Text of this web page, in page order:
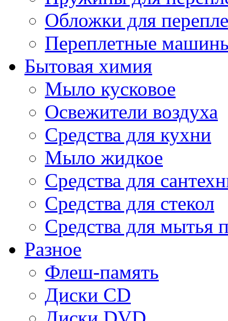
Обложки для
Переплетные
Бытовая химия
Мыло кусковое
Освежители воздуха
Средства для кухни
Мыло жидкое
Средства для
Средства для стекол
Средства для мытья
Разное
Флеш-память
Диски CD